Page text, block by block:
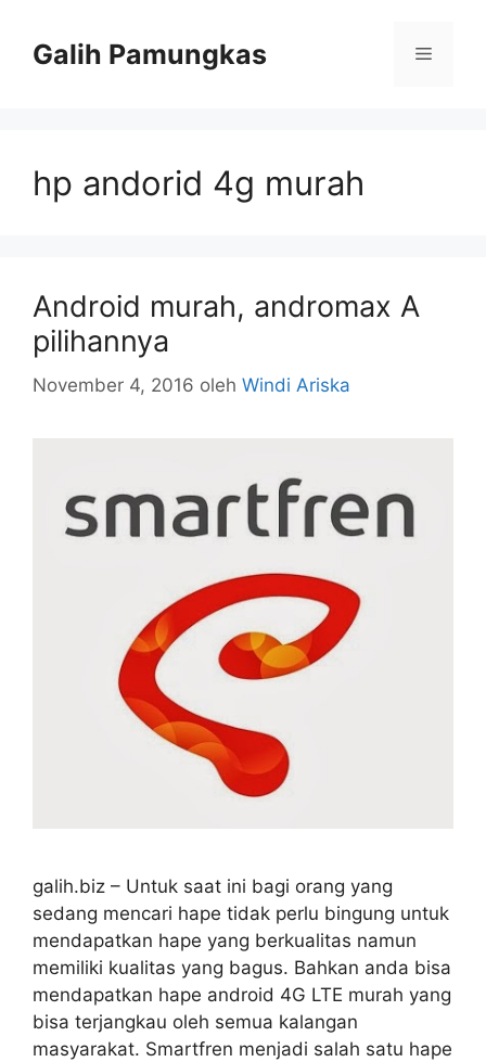
Galih Pamungkas Menu
hp andorid 4g murah
Android murah, andromax A
pilihannya
November 4, 2016 oleh Windi Ariska
galih.biz – Untuk saat ini bagi orang yang
sedang mencari hape tidak perlu bingung untuk
mendapatkan hape yang berkualitas namun
memiliki kualitas yang bagus. Bahkan anda bisa
mendapatkan hape android 4G LTE murah yang
bisa terjangkau oleh semua kalangan
masyarakat. Smartfren menjadi salah satu hape